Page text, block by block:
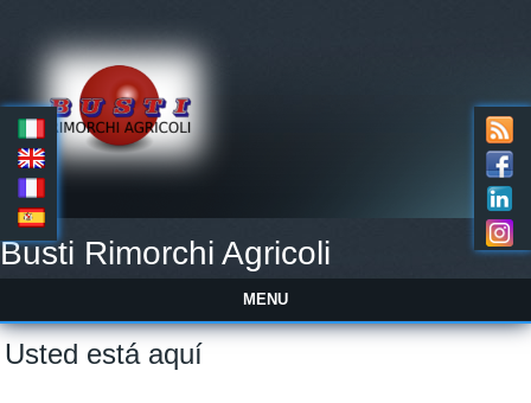
Busti Rimorchi Agricoli
MENU
Usted está aquí